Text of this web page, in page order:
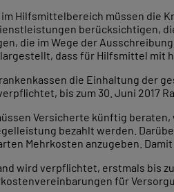
Hilfsmittelbereich müssen die
berücksichtigen,
die im Wege der
dass für Hilfsmittel mit
die Einhaltung der
bis zum 30. Juni 2017
Versicherte künftig
bezahlt werden.
Mehrkosten anzugeben.
wird verpflichtet, erstmals bis
für